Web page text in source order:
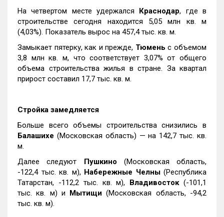
На четвертом месте удержался Краснодар, где в
строительстве сегодня находится 5,05 млн кв. м
(4,03%). Показатель вырос на 457,4 тыс. кв. м.
Замыкает пятерку, как и прежде, Тюмень с объемом
3,8 млн кв. м, что соответствует 3,07% от общего
объема строительства жилья в стране. За квартал
прирост составил 17,7 тыс. кв. м.
Стройка замедляется
Больше всего объемы строительства снизились в
Балашихе (Московская область) — на 142,7 тыс. кв.
м.
Далее следуют Пушкино (Московская область,
-122,4 тыс. кв. м), Набережные Челны(Республика
Татарстан, -112,2 тыс. кв. м), Владивосток(-101,1
тыс. кв. м) и Мытищи (Московская область, -94,2
тыс. кв. м).